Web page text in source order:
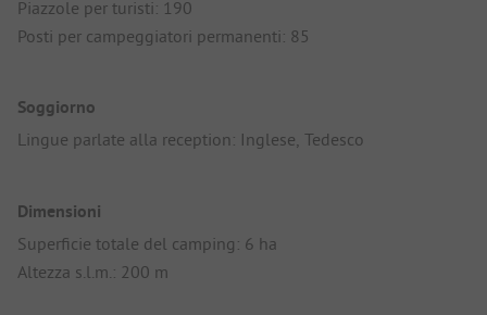
Piazzole per turisti: 190
Posti per campeggiatori permanenti: 85
Soggiorno
Lingue parlate alla reception: Inglese, Tedesco
Dimensioni
Superficie totale del camping: 6 ha
Altezza s.l.m.: 200 m